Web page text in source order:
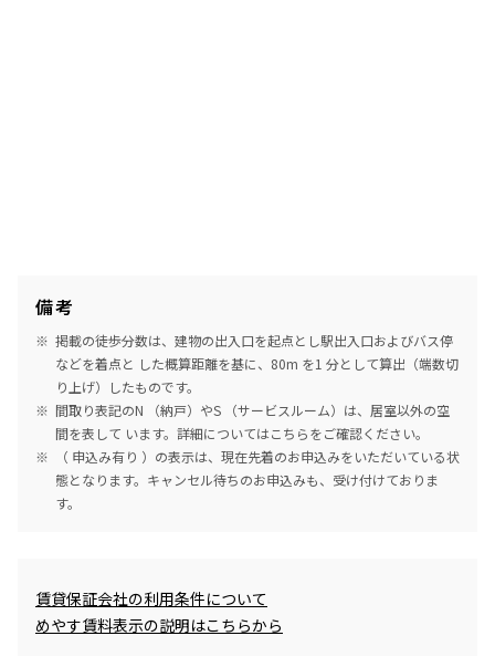
備考
掲載の徒歩分数は、建物の出入口を起点とし駅出入口およびバス停
などを着点と した概算距離を基に、80m を1 分として算出（端数切
り上げ）したものです。
間取り表記のN （納戸）やS （サービスルーム）は、居室以外の空
間を表して います。詳細についてはこちらをご確認ください。
（ 申込み有り ）の表示は、現在先着のお申込みをいただいている状
態となります。キャンセル待ちのお申込みも、受け付けておりま
す。
賃貸保証会社の利用条件について
めやす賃料表示の説明はこちらから